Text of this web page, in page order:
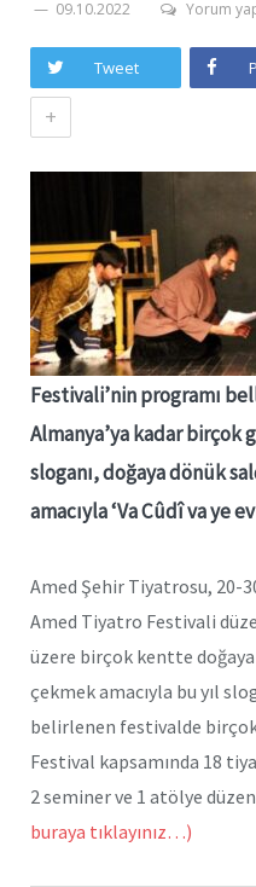
09.10.2022 Yorum
Tweet
+
Festivali’nin programı
Almanya’ya kadar birçok
sloganı, doğaya dönük
amacıyla ‘Va Cûdî va ye
Amed Şehir Tiyatrosu, 20-
Amed Tiyatro Festivali
üzere birçok kentte
çekmek amacıyla bu yıl
belirlenen festivalde
Festival kapsamında 18
2 seminer ve 1 atölye
buraya tıklayınız…)